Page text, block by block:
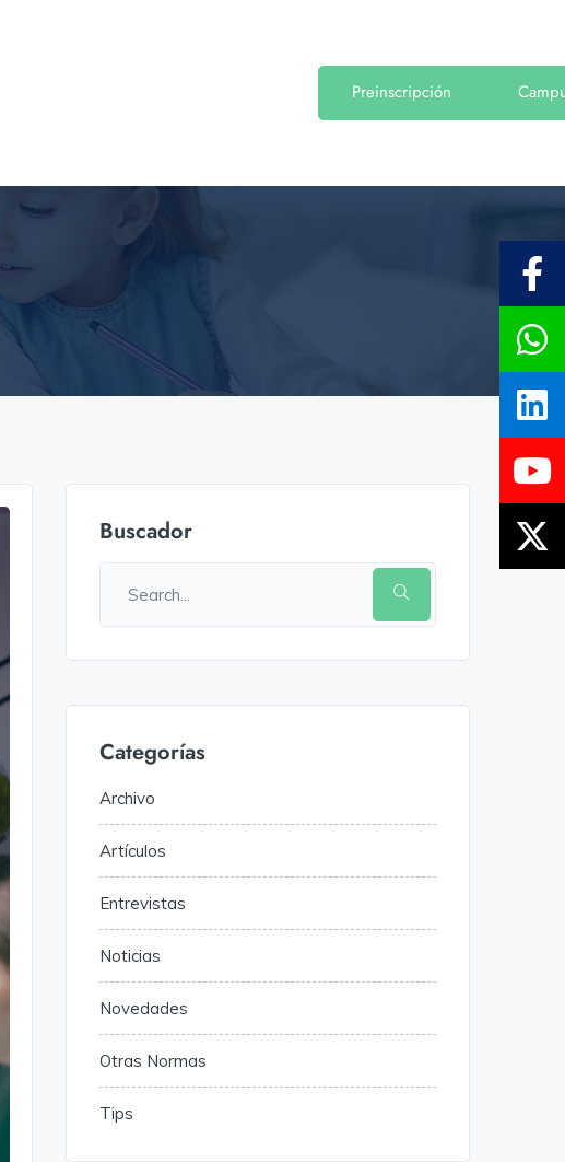
Preinscripción
Buscador
Categorías
Archivo
Artículos
Entrevistas
Noticias
Novedades
Otras Normas
Tips